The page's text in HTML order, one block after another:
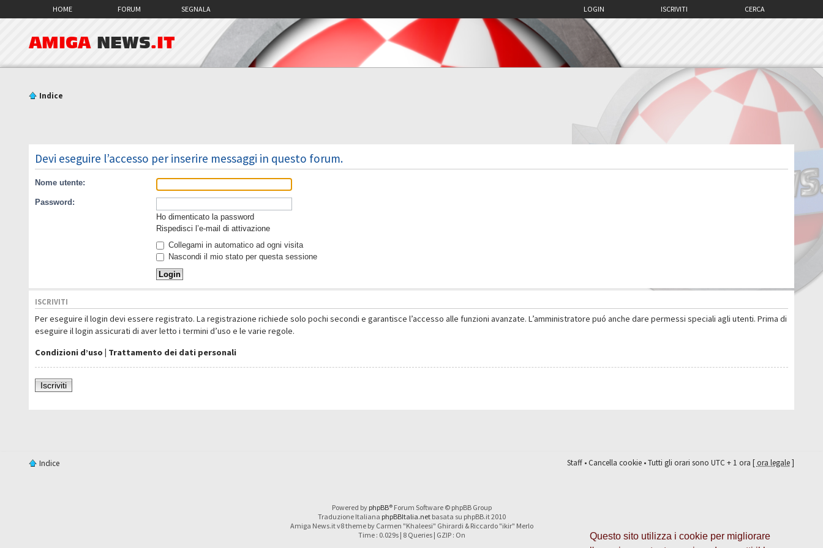
Questo sito utilizza i cookie per migliorare
HOME FORUM SEGNALA CERCA
ISCRIVITI
LOGIN
AMIGA NEWS.IT
Indice
Devi eseguire l’accesso per inserire messaggi in questo forum.
Nome utente:
Password:
Ho dimenticato la password
Rispedisci l’e-mail di attivazione
Collegami in automatico ad ogni visita
Nascondi il mio stato per questa sessione
ISCRIVITI
Per eseguire il login devi essere registrato. La registrazione richiede solo pochi secondi e garantisce l’accesso alle funzioni avanzate. L’amministratore puó anche dare permessi speciali agli utenti. Prima di
eseguire il login assicurati di aver letto i termini d’uso e le varie regole.
Condizioni d’uso | Trattamento dei dati personali
Iscriviti
Indice Staff•Cancella cookie• Tutti gli orari sono UTC + 1 ora [ora legale]
Powered by phpBB® Forum Software © phpBB Group
Traduzione Italiana phpBBItalia.netbasata su phpBB.it 2010
Amiga News.it v8 theme by Carmen "Khaleesi" Ghirardi & Riccardo "ikir" Merlo
Time : 0.029s | 8 Queries | GZIP : On